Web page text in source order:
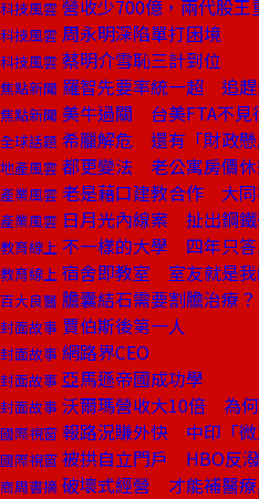
科技風雲 營收少700億，兩代股王
科技風雲 周永明深陷單打困境
科技風雲 蔡明介雪恥三計到位
焦點新聞 羅智先要率統一超 追趕
焦點新聞 美牛過關 台美FTA不見
全球話題 希臘解危 還有「財政懸
地產風雲 都更變法 老公寓房價
產業風雲 老是藉口建教合作 大
產業風雲 日月光內線案 扯出鋼
教育線上 不一樣的大學 四年只
教育線上 宿舍即教室 室友就是
百大良醫 膽囊結石需要割膽治療？
封面故事 賈伯斯後第一人
封面故事 網路界CEO
封面故事 亞馬遜帝國成功學
封面故事 沃爾瑪營收大10倍 為何
國際視窗 報路況賺外快 中印「
國際視窗 被拱自立門戶 HBO反
商周書摘 破壞式經營 才能補醫療